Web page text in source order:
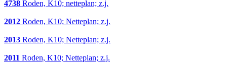
4738 Roden, K10; netteplan; z.j.
2012 Roden, K10; Netteplan; z.j.
2013 Roden, K10; Netteplan; z.j.
2011 Roden, K10; Netteplan; z.j.